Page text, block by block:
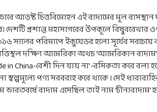
আড়ষ্ট চিত্তবিমোহন এই বাদামের মূল
দেশটি প্রশান্ত মহাসাগরের উপকূলে বিষুবরেখার
সালের পরিমাপে ইকুয়েডর হলো সূর্যের সবচেয়ে
দক্ষিণ আমেরিকা অথচ ‘আমেরিকান বাদাম’
in China-বেশী দিন যায় না’-রসিকতা করে বলা
স্বল্পমূল্যে পণ্য সরবরাহ করে থাকে । সেই
ভারতবর্ষে বাদাম এসেছিল তাই নাম ‘চীনাবাদাম’